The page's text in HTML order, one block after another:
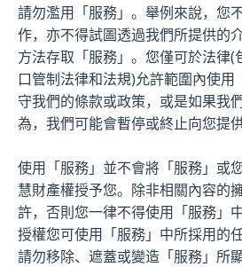
請勿濫用「服務」。舉例來說，您
作，亦不得試圖透過我們所提供的
方法存取「服務」。您僅可於法律(
口管制法律和法規)允許範圍內使
守我們的條款或政策，或是如果我
為，我們可能會暫停或終止向您提
使用「服務」並不會將「服務」或
慧財產權授予您。除非相關內容的
許，否則您一律不得使用「服務」
授權您可使用「服務」中所採用的
請勿移除、遮蓋或變造「服務」所